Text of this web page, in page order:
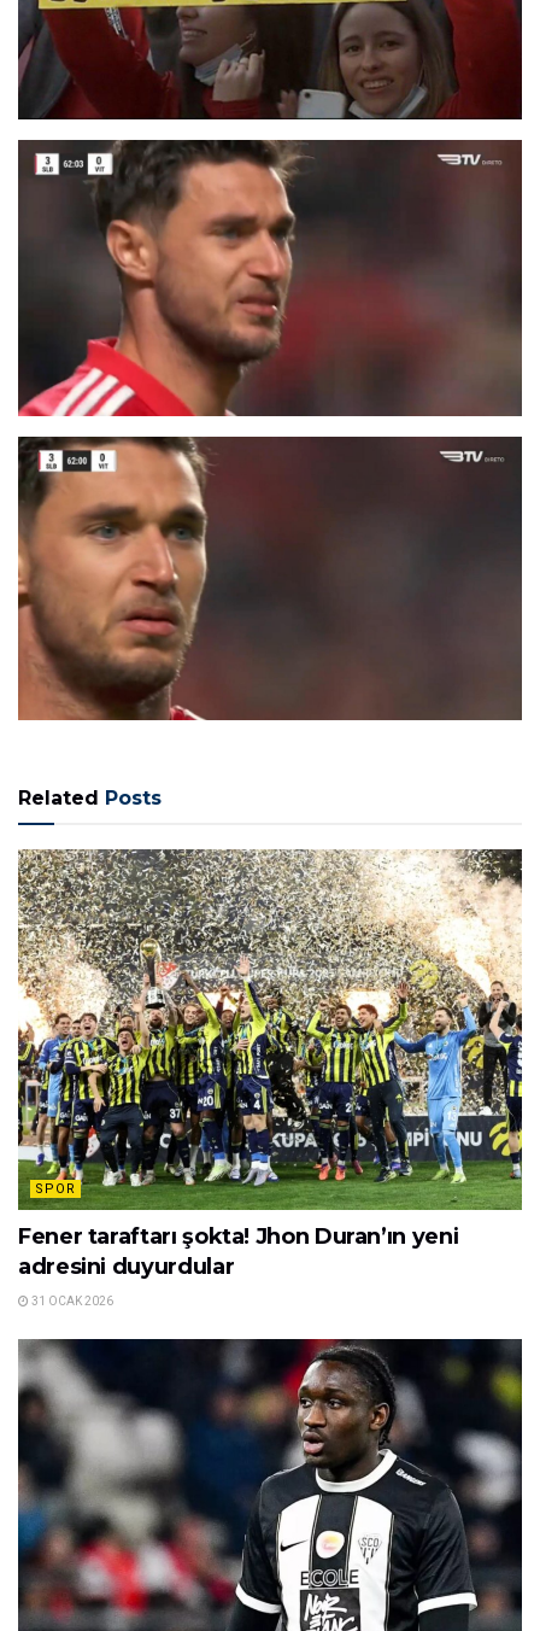
Related Posts
SPOR
Fener taraftarı şokta! Jhon Duran’ın yeni
adresini duyurdular
31 OCAK 2026